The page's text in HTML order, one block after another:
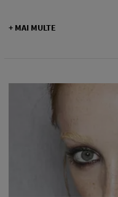
+ MAI MULTE